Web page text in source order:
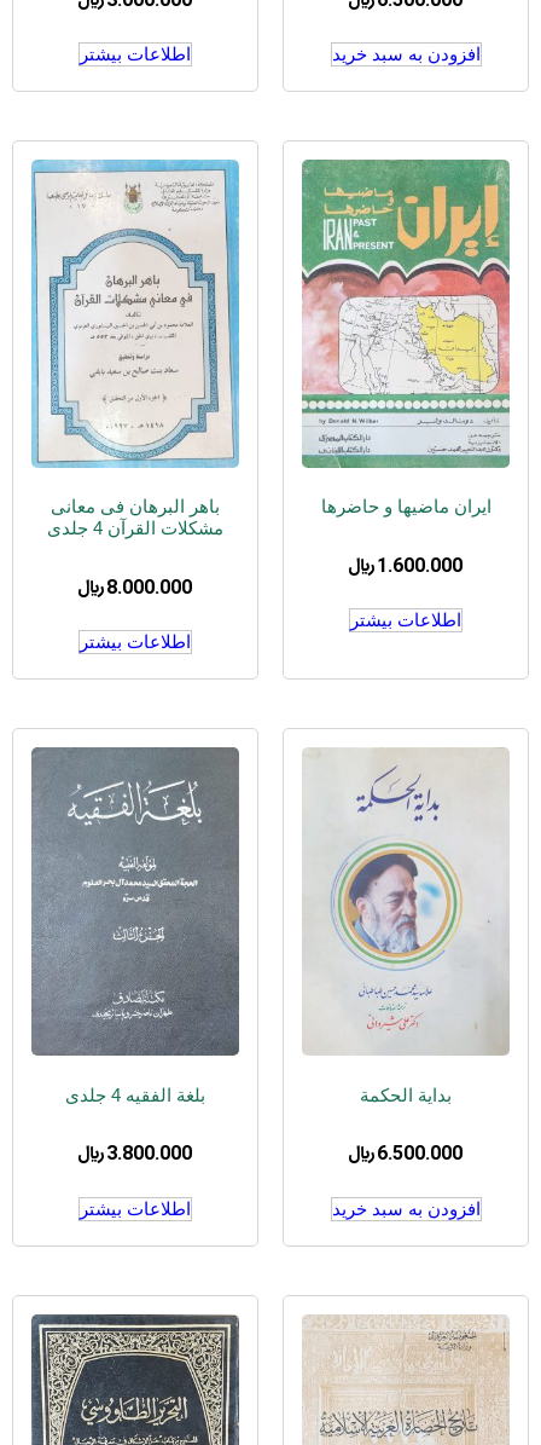
افزودن به سبد خرید اطلاعات بیشتر
ایران ماضیها و حاضرها
1.600.000 ﷼
اطلاعات بیشتر
باهر البرهان فی معانی
مشکلات القرآن 4 جلدی
8.000.000 ﷼
اطلاعات بیشتر
بدایة الحکمة
6.500.000 ﷼
افزودن به سبد خرید
بلغة الفقیه 4 جلدی
3.800.000 ﷼
اطلاعات بیشتر